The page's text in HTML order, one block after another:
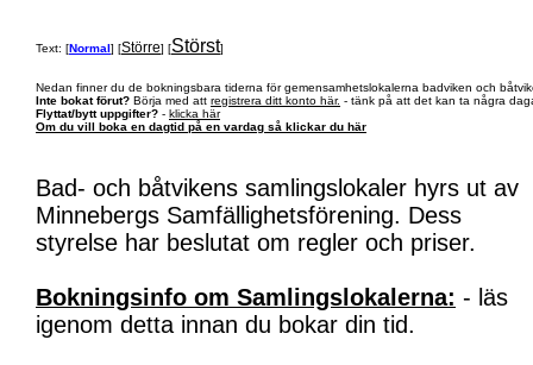
Text: [Normal] [Större] [Störst]
Nedan finner du de bokningsbara tiderna för gemensamhetslokalerna badviken och
Inte bokat förut? Börja med att registrera ditt konto här. - tänk på att det kan ta några
Flyttat/bytt uppgifter? - klicka här
Om du vill boka en dagtid på en vardag så klickar du här
Bad- och båtvikens samlingslokaler hyrs ut av
Minnebergs Samfällighetsförening. Dess
styrelse har beslutat om regler och priser.
Bokningsinfo om Samlingslokalerna: - läs
igenom detta innan du bokar din tid.